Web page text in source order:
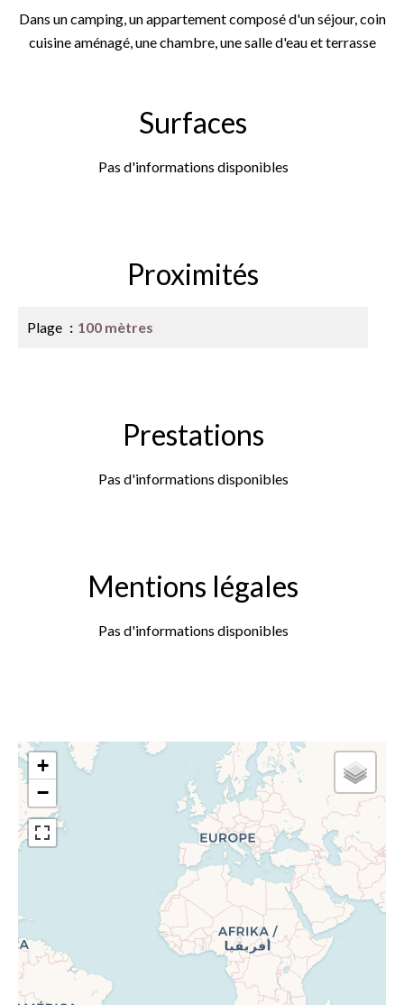
Dans un camping, un appartement composé d'un séjour, coin
cuisine aménagé, une chambre, une salle d'eau et terrasse
Surfaces
Pas d'informations disponibles
Proximités
Plage 100 mètres
Prestations
Pas d'informations disponibles
Mentions légales
Pas d'informations disponibles
+
−